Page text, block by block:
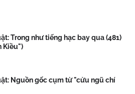
Trong như tiếng hạc bay qua (481)
Kiều")
Nguồn gốc cụm từ "cửu ngũ chí